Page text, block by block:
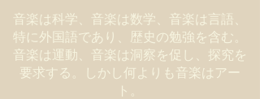
音楽は科学、音楽は数学、音楽は言語、
特に外国語であり、歴史の勉強を含む。
音楽は運動、音楽は洞察を促し、探究を
要求する。しかし何よりも音楽はアー
ト。